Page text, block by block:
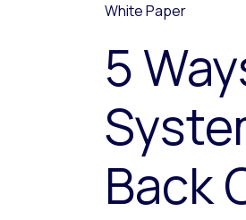
White Paper
5
Back